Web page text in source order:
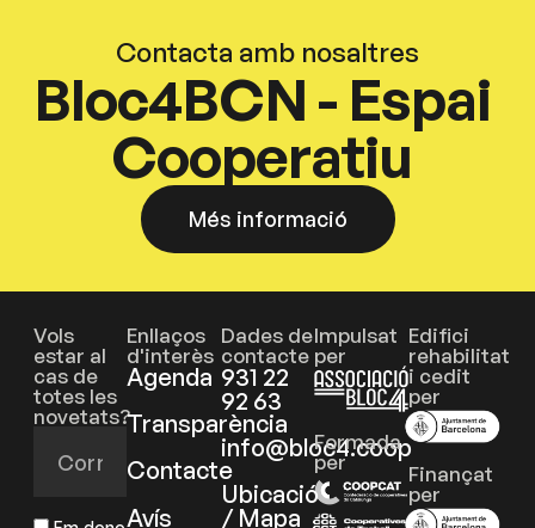
Contacta amb nosaltres
Bloc4BCN - Espai
Cooperatiu
Més informació
Vols
estar al
cas de
totes les
novetats?
Enllaços
d'interès
Agenda
Transparència
Contacte
Avís
Dades de
contacte
931 22
92 63
info@bloc4.coop
Ubicació
/ Mapa
Impulsat
per
Formada
per
Edifici
rehabilitat
i cedit
per
Finançat
per